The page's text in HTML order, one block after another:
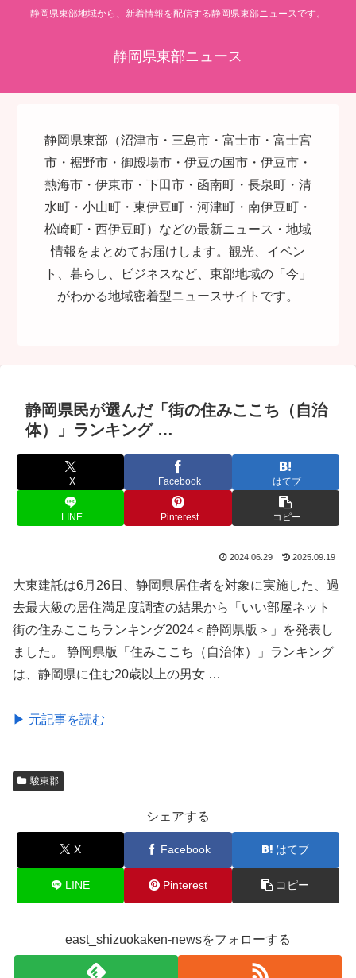
静岡県東部地域から、新着情報を配信する静岡県東部ニュースです。
静岡県東部ニュース
静岡県東部（沼津市・三島市・富士市・富士宮
市・裾野市・御殿場市・伊豆の国市・伊豆市・
熱海市・伊東市・下田市・函南町・長泉町・清
水町・小山町・東伊豆町・河津町・南伊豆町・
松崎町・西伊豆町）などの最新ニュース・地域
情報をまとめてお届けします。観光、イベン
ト、暮らし、ビジネスなど、東部地域の「今」
がわかる地域密着型ニュースサイトです。
静岡県民が選んだ「街の住みここち（自治
体）」ランキング …
X Facebook はてブ
LINE Pinterest コピー
2024.06.29 2025.09.19
大東建託は6月26日、静岡県居住者を対象に実施した、過
去最大級の居住満足度調査の結果から「いい部屋ネット
街の住みここちランキング2024＜静岡県版＞」を発表し
ました。 静岡県版「住みここち（自治体）」ランキング
は、静岡県に住む20歳以上の男女 …
▶ 元記事を読む
駿東郡
シェアする
X Facebook はてブ
LINE Pinterest コピー
east_shizuokaken-newsをフォローする